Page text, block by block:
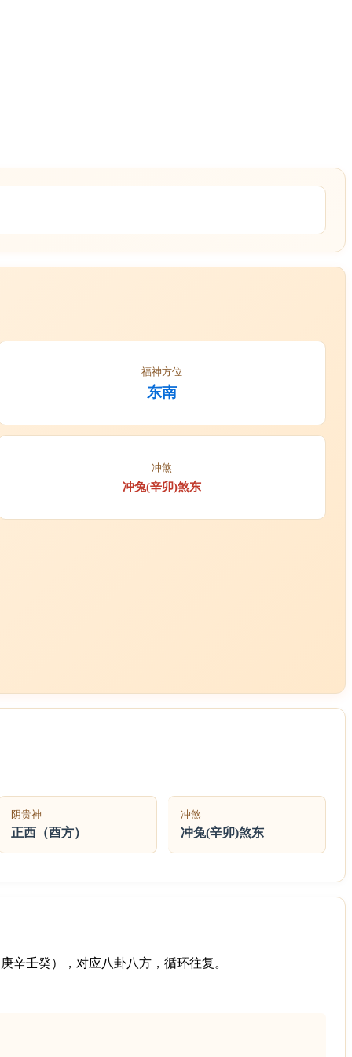
福神方位
东南
冲煞
冲兔(辛卯)煞东
阴贵神
正西（酉方）
冲煞
冲兔(辛卯)煞东
辛壬癸），对应八卦八方，循环往复。